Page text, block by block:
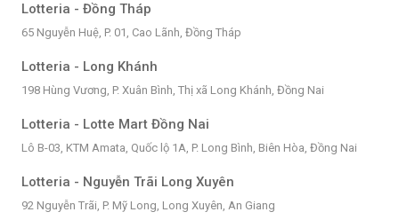
Lotteria - Đồng Tháp
65 Nguyễn Huệ, P. 01, Cao Lãnh, Đồng Tháp
Lotteria - Long Khánh
198 Hùng Vương, P. Xuân Bình, Thị xã Long Khánh, Đồng Nai
Lotteria - Lotte Mart Đồng Nai
Lô B-03, KTM Amata, Quốc lộ 1A, P. Long Bình, Biên Hòa, Đồng Nai
Lotteria - Nguyễn Trãi Long Xuyên
92 Nguyễn Trãi, P. Mỹ Long, Long Xuyên, An Giang